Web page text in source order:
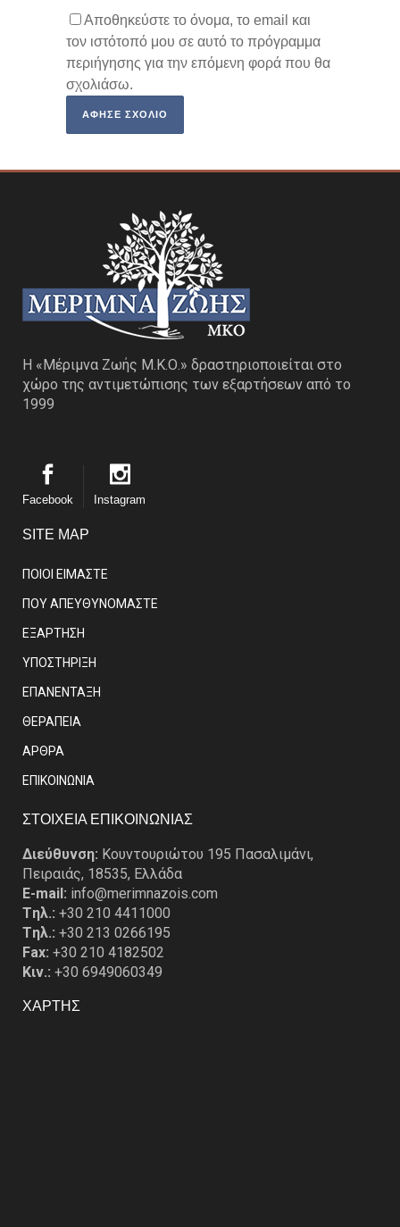
Αποθηκεύστε το όνομα, το email και
τον ιστότοπό μου σε αυτό το πρόγραμμα
περιήγησης για την επόμενη φορά που θα
σχολιάσω.
Η «Μέριμνα Ζωής Μ.Κ.Ο.» δραστηριοποιείται στο
χώρο της αντιμετώπισης των εξαρτήσεων από το
1999
Facebook Instagram
SITE MAP
ΠΟΙΟΙ ΕΙΜΑΣΤE
ΠΟΥ ΑΠΕΥΘΥΝΟΜΑΣΤΕ
ΕΞΑΡΤΗΣΗ
ΥΠΟΣΤΗΡΙΞΗ
ΕΠΑΝΕΝΤΑΞΗ
ΘΕΡΑΠΕΙΑ
ΑΡΘΡΑ
EΠΙΚΟΙΝΩΝΙΑ
ΣΤΟΙΧΕΙΑ ΕΠΙΚΟΙΝΩΝΙΑΣ
Διεύθυνση: Κουντουριώτου 195 Πασαλιμάνι,
Πειραιάς, 18535, Ελλάδα
E-mail: info@merimnazois.com
Tηλ.: +30 210 4411000
Tηλ.: +30 213 0266195
Fax: +30 210 4182502
Κιν.: +30 6949060349
ΧΑΡΤΗΣ